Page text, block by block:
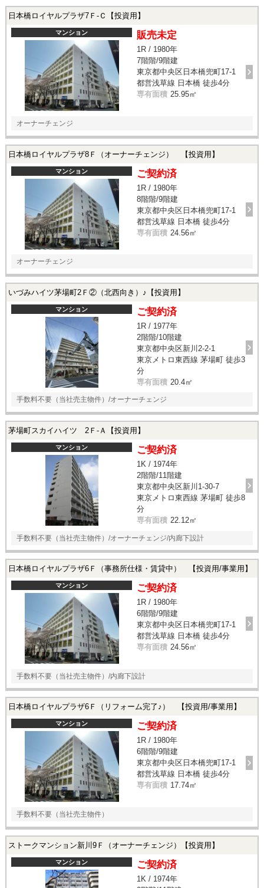
日本橋ロイヤルプラザ7Ｆ-Ｃ【投資用】
マンション 販売未定
1R / 1980年
7階階/9階建
東京都中央区日本橋兜町17-1
都営浅草線 日本橋 徒歩4分
専有面積 25.95㎡
オーナーチェンジ
日本橋ロイヤルプラザ8Ｆ（オーナーチェンジ） 【投資用】
マンション ご契約済
1R / 1980年
8階階/9階建
東京都中央区日本橋兜町17-1
都営浅草線 日本橋 徒歩4分
専有面積 24.56㎡
オーナーチェンジ
いづみハイツ茅場町2Ｆ②（北西向き）♪【投資用】
マンション ご契約済
1R / 1977年
2階階/10階建
東京都中央区新川2-2-1
東京メトロ東西線 茅場町 徒歩3
分
専有面積 20.4㎡
手数料不要（当社売主物件）/オーナーチェンジ
茅場町スカイハイツ 2Ｆ-Ａ【投資用】
マンション ご契約済
1K / 1974年
2階階/11階建
東京都中央区新川1-30-7
東京メトロ東西線 茅場町 徒歩8
分
専有面積 22.12㎡
手数料不要（当社売主物件）/オーナーチェンジ/内廊下設計
日本橋ロイヤルプラザ6Ｆ（事務所仕様・賃貸中） 【投資用/事業用】
マンション ご契約済
1R / 1980年
6階階/9階建
東京都中央区日本橋兜町17-1
都営浅草線 日本橋 徒歩4分
専有面積 24.56㎡
手数料不要（当社売主物件）/内廊下設計
日本橋ロイヤルプラザ6Ｆ（リフォーム完了♪） 【投資用/事業用】
マンション ご契約済
1R / 1980年
6階階/9階建
東京都中央区日本橋兜町17-1
都営浅草線 日本橋 徒歩4分
専有面積 17.74㎡
手数料不要（当社売主物件）
ストークマンション新川9Ｆ（オーナーチェンジ）【投資用】
マンション ご契約済
1K / 1974年